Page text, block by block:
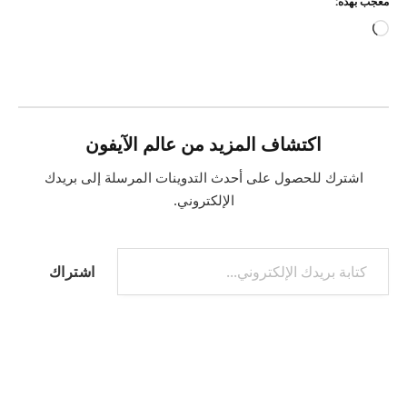
جاري
اكتشاف المزيد من عالم الآيفون
اشترك للحصول على أحدث التدوينات المرسلة إلى بريدك
الإلكتروني.
كتابة بريدك الإلكتروني...
اشتراك